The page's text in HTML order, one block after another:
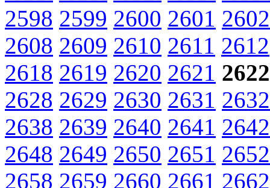
2598 2599 2600 2601 2602
2608 2609 2610 2611 2612
2618 2619 2620 2621 2622
2628 2629 2630 2631 2632
2638 2639 2640 2641 2642
2648 2649 2650 2651 2652
2658 2659 2660 2661 2662